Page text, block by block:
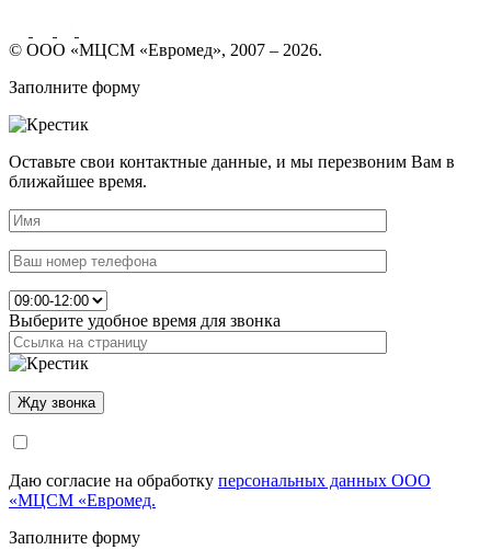
© ООО «МЦСМ «Евромед», 2007 – 2026.
Заполните форму
Оставьте свои контактные данные, и мы перезвоним Вам в
ближайшее время.
Выберите удобное время для звонка
Даю согласие на обработку персональных данных ООО
«МЦСМ «Евромед.
Заполните форму